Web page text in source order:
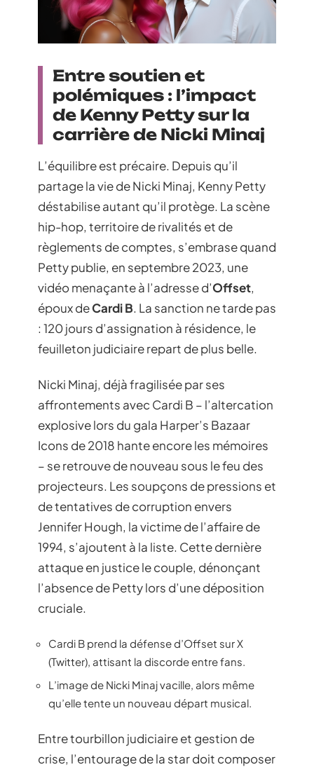
Entre soutien et
polémiques : l’impact
de Kenny Petty sur la
carrière de Nicki Minaj
L’équilibre est précaire. Depuis qu’il
partage la vie de Nicki Minaj, Kenny Petty
déstabilise autant qu’il protège. La scène
hip-hop, territoire de rivalités et de
règlements de comptes, s’embrase quand
Petty publie, en septembre 2023, une
vidéo menaçante à l’adresse d’Offset,
époux deCardi B. La sanction ne tarde pas
: 120 jours d’assignation à résidence, le
feuilleton judiciaire repart de plus belle.
Nicki Minaj, déjà fragilisée par ses
affrontements avec Cardi B – l’altercation
explosive lors du gala Harper’s Bazaar
Icons de 2018 hante encore les mémoires
– se retrouve de nouveau sous le feu des
projecteurs. Les soupçons de pressions et
de tentatives de corruption envers
Jennifer Hough, la victime de l’affaire de
1994, s’ajoutent à la liste. Cette dernière
attaque en justice le couple, dénonçant
l’absence de Petty lors d’une déposition
cruciale.
Cardi B prend la défense d’Offset sur X
(Twitter), attisant la discorde entre fans.
L’image de Nicki Minaj vacille, alors même
qu’elle tente un nouveau départ musical.
Entre tourbillon judiciaire et gestion de
crise, l’entourage de la star doit composer